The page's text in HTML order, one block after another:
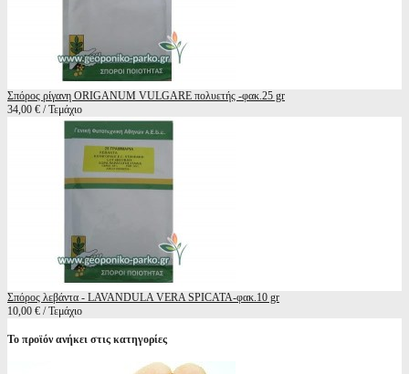
Σπόρος ρίγανη ORIGANUM VULGARE πολυετής -φακ.25 gr
34,00 € / Τεμάχιο
Σπόρος λεβάντα - LAVANDULA VERA SPICATA-φακ.10 gr
10,00 € / Τεμάχιο
Το προϊόν ανήκει στις κατηγορίες